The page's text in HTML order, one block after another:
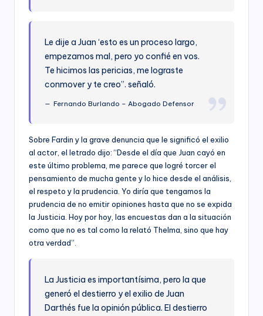
Le dije a Juan ‘esto es un proceso largo,
empezamos mal, pero yo confié en vos.
Te hicimos las pericias, me lograste
conmover y te creo”. señaló.
Fernando Burlando – Abogado Defensor
Sobre Fardin y la grave denuncia que le significó el exilio
al actor, el letrado dijo: “Desde el día que Juan cayó en
este último problema, me parece que logré torcer el
pensamiento de mucha gente y lo hice desde el análisis,
el respeto y la prudencia. Yo diría que tengamos la
prudencia de no emitir opiniones hasta que no se expida
la Justicia. Hoy por hoy, las encuestas dan a la situación
como que no es tal como la relató Thelma, sino que hay
otra verdad”.
La Justicia es importantísima, pero la que
generó el destierro y el exilio de Juan
Darthés fue la opinión pública. El destierro